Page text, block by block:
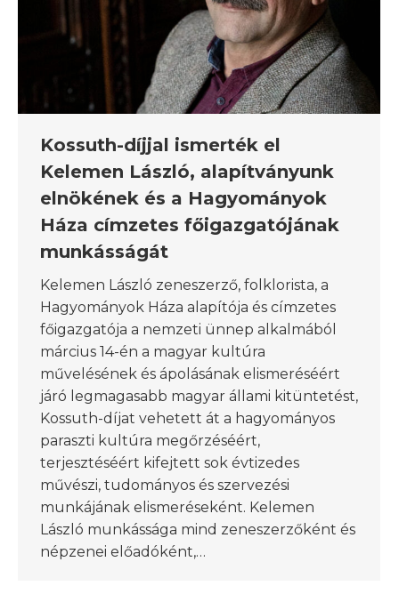
Kossuth-díjjal ismerték el
Kelemen László, alapítványunk
elnökének és a Hagyományok
Háza címzetes főigazgatójának
munkásságát
Kelemen László zeneszerző, folklorista, a
Hagyományok Háza alapítója és címzetes
főigazgatója a nemzeti ünnep alkalmából
március 14-én a magyar kultúra
művelésének és ápolásának elismeréséért
járó legmagasabb magyar állami kitüntetést,
Kossuth-díjat vehetett át a hagyományos
paraszti kultúra megőrzéséért,
terjesztéséért kifejtett sok évtizedes
művészi, tudományos és szervezési
munkájának elismeréseként. Kelemen
László munkássága mind zeneszerzőként és
népzenei előadóként,…